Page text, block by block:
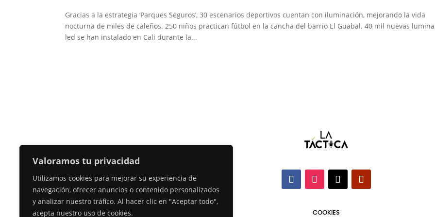
Valoramos tu privacidad
Utilizamos cookies para mejorar su experiencia de
navegación, ofrecer anuncios o contenido personalizados
y analizar nuestro tráfico. Al hacer clic en "Aceptar todo",
acepta nuestro uso de cookies.
Gracias a la estrategia ‘Parques Seguros’, 30 escenarios deportivos cuentan con iluminación, mejorando la vida
nocturna de miles de caleños. 250 niños practican fútbol en la cancha del barrio El Guabal. 40 mil nuevas
led se han instalado en Cali durante la...
COOKIES